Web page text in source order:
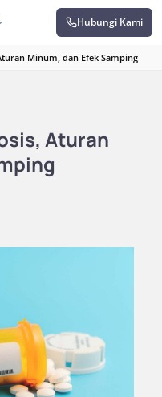
Hubungi Kami
Minum, dan Efek Samping
Aturan